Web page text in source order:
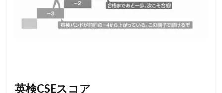
英検CSEスコア